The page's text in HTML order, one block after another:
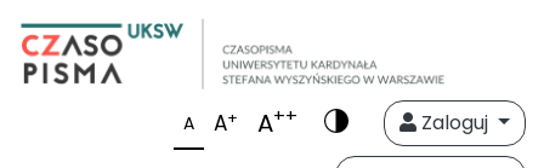
A A+ A++
Zaloguj